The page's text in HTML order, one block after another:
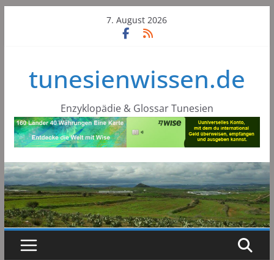
7. August 2026
tunesienwissen.de
Enzyklopädie & Glossar Tunesien